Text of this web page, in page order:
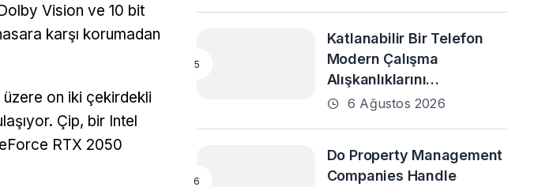
Vision ve 10 bit
karşı korumadan
on iki çekirdekli
Çip, bir Intel
RTX 2050
Katlanabilir Bir Telefon
Modern Çalışma
Alışkanlıklarını
Destekleyebilir mi?
6 Ağustos 2026
Do Property Management
Companies Handle